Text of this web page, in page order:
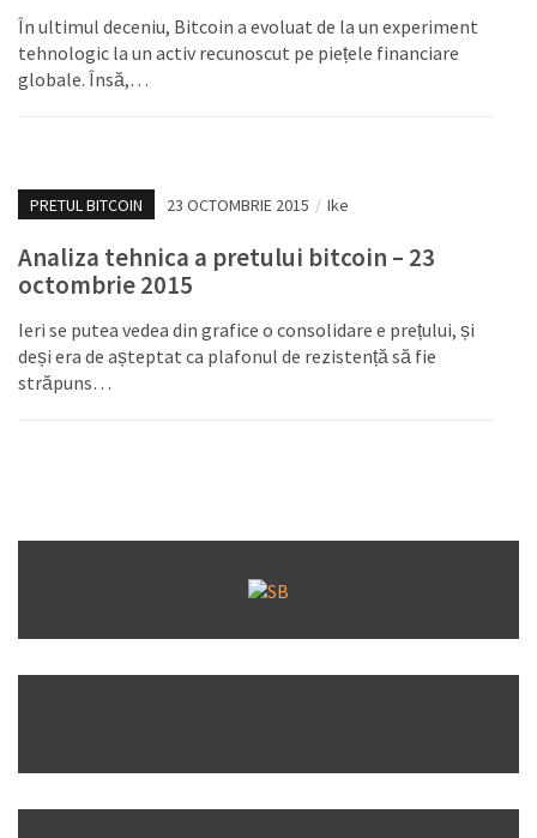
În ultimul deceniu, Bitcoin a evoluat de la un experiment
tehnologic la un activ recunoscut pe piețele financiare
globale. Însă,…
PRETUL BITCOIN 23 OCTOMBRIE 2015 / Ike
Analiza tehnica a pretului bitcoin – 23
octombrie 2015
Ieri se putea vedea din grafice o consolidare e prețului, și
deși era de așteptat ca plafonul de rezistență să fie
străpuns…